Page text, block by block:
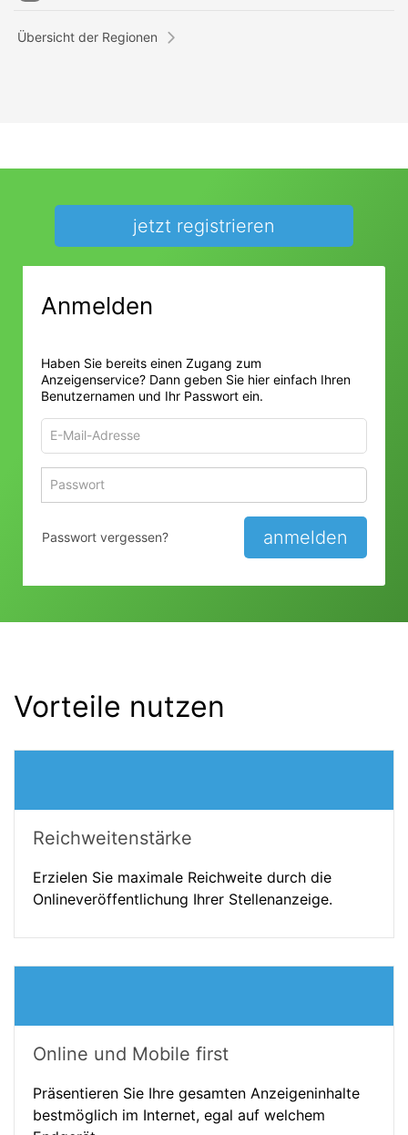
Übersicht der Regionen
jetzt registrieren
Anmelden
Haben Sie bereits einen Zugang zum
Anzeigenservice? Dann geben Sie hier einfach Ihren
Benutzernamen und Ihr Passwort ein.
Adresse
zum
Anmelden
anmelden
Passwort vergessen?
Vorteile nutzen
Reichweitenstärke
Erzielen Sie maximale Reichweite durch die
Onlineveröffentlichung Ihrer Stellenanzeige.
Online und Mobile first
Präsentieren Sie Ihre gesamten Anzeigeninhalte
bestmöglich im Internet, egal auf welchem